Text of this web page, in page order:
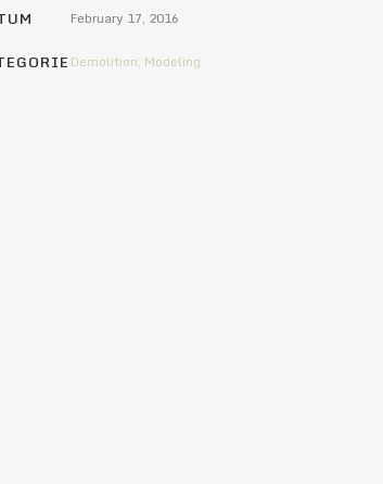
February 17, 2016
Demolition, Modeling